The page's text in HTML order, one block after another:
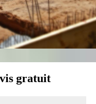
gratuit